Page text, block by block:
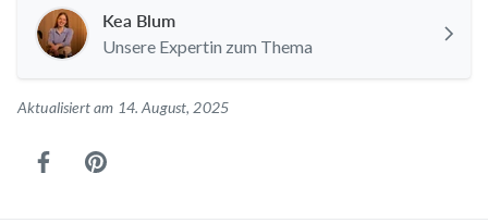
Kea Blum
Unsere Expertin zum Thema
Aktualisiert am 14. August, 2025